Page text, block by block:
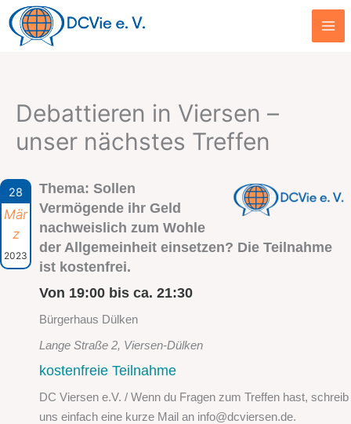
Zum
Inhalt
Debattieren in Viersen –
unser nächstes Treffen
28
Mär
z
2023
Thema: Sollen
Vermögende ihr Geld
nachweislich zum Wohle
der Allgemeinheit einsetzen? Die Teilnahme
ist kostenfrei.
Von 19:00 bis ca. 21:30
Bürgerhaus Dülken
Lange Straße 2, Viersen-Dülken
kostenfreie Teilnahme
DC Viersen e.V. / Wenn du Fragen zum Treffen hast, schreib
uns einfach eine kurze Mail an info@dcviersen.de.